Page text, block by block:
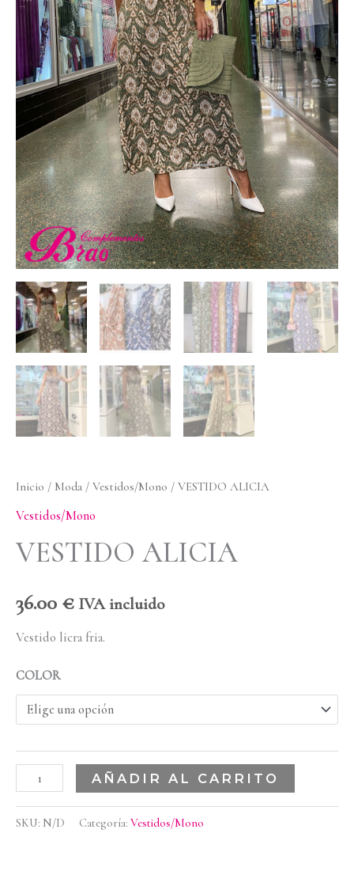
Inicio / Moda / Vestidos/Mono / VESTIDO ALICIA
Vestidos/Mono
VESTIDO ALICIA
36.00 € IVA incluido
Vestido licra fria.
COLOR
AÑADIR AL CARRITO
SKU: N/D Categoría: Vestidos/Mono